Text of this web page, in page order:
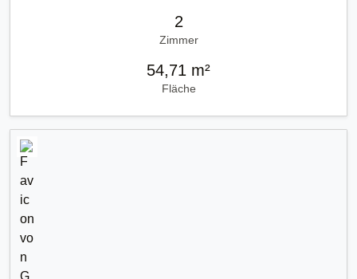
2
Zimmer
54,71 m²
Fläche